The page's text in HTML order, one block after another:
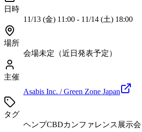
日時
11/13 (金) 11:00 - 11/14 (土) 18:00
場所
会場未定（近日発表予定）
主催
Asabis Inc. / Green Zone Japan
タグ
ヘンプCBDカンファレンス 展示会